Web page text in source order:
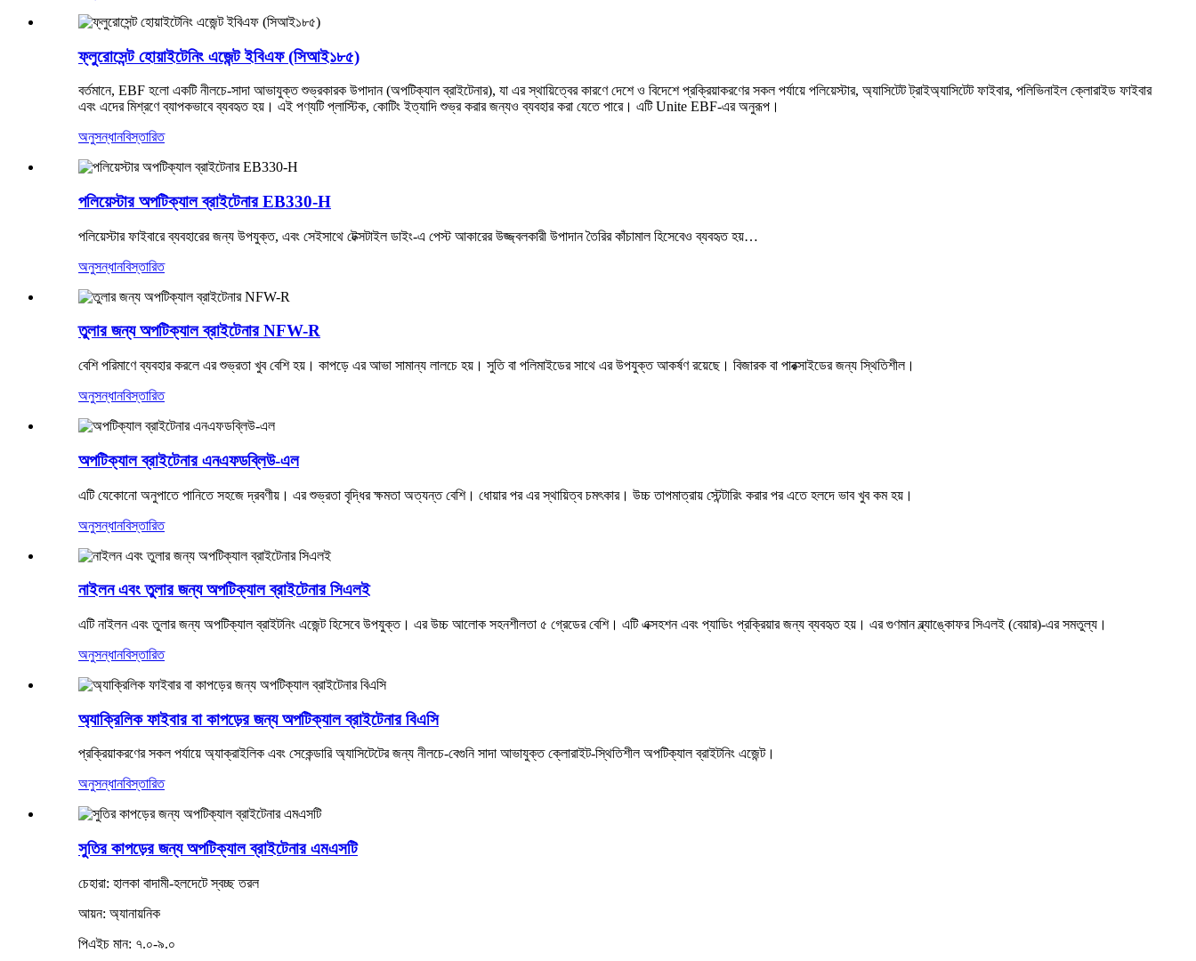
ফ্লুরোসেন্ট হোয়াইটেনিং এজেন্ট ইবিএফ (সিআই১৮৫)
বর্তমানে, EBF হলো একটি নীলচে-সাদা আভাযুক্ত শুভ্রকারক উপাদান (অপটিক্যাল ব্রাইটেনার), যা এর স্থায়িত্বের কারণে দেশে ও বিদেশে প্রক্রিয়াকরণের সকল পর্যায়ে পলিয়েস্টার, অ্যাসিটেট ট্রাইঅ্যাসিটেট ফাইবার, পলিভিনাইল ক্লোরাইড ফাইবার
এবং এদের মিশ্রণে ব্যাপকভাবে ব্যবহৃত হয়। এই পণ্যটি প্লাস্টিক, কোটিং ইত্যাদি শুভ্র করার জন্যও ব্যবহার করা যেতে পারে। এটি Unite EBF-এর অনুরূপ।
অনুসন্ধানবিস্তারিত
পলিয়েস্টার অপটিক্যাল ব্রাইটেনার EB330-H
পলিয়েস্টার ফাইবারে ব্যবহারের জন্য উপযুক্ত, এবং সেইসাথে টেক্সটাইল ডাইং-এ পেস্ট আকারের উজ্জ্বলকারী উপাদান তৈরির কাঁচামাল হিসেবেও ব্যবহৃত হয়…
অনুসন্ধানবিস্তারিত
তুলার জন্য অপটিক্যাল ব্রাইটেনার NFW-R
বেশি পরিমাণে ব্যবহার করলে এর শুভ্রতা খুব বেশি হয়। কাপড়ে এর আভা সামান্য লালচে হয়। সুতি বা পলিমাইডের সাথে এর উপযুক্ত আকর্ষণ রয়েছে। বিজারক বা পারক্সাইডের জন্য স্থিতিশীল।
অনুসন্ধানবিস্তারিত
অপটিক্যাল ব্রাইটেনার এনএফডব্লিউ-এল
এটি যেকোনো অনুপাতে পানিতে সহজে দ্রবণীয়। এর শুভ্রতা বৃদ্ধির ক্ষমতা অত্যন্ত বেশি। ধোয়ার পর এর স্থায়িত্ব চমৎকার। উচ্চ তাপমাত্রায় স্টেন্টারিং করার পর এতে হলদে ভাব খুব কম হয়।
অনুসন্ধানবিস্তারিত
নাইলন এবং তুলার জন্য অপটিক্যাল ব্রাইটেনার সিএলই
এটি নাইলন এবং তুলার জন্য অপটিক্যাল ব্রাইটনিং এজেন্ট হিসেবে উপযুক্ত। এর উচ্চ আলোক সহনশীলতা ৫ গ্রেডের বেশি। এটি এক্সহশন এবং প্যাডিং প্রক্রিয়ার জন্য ব্যবহৃত হয়। এর গুণমান ব্ল্যাঙ্কোফর সিএলই (বেয়ার)-এর সমতুল্য।
অনুসন্ধানবিস্তারিত
অ্যাক্রিলিক ফাইবার বা কাপড়ের জন্য অপটিক্যাল ব্রাইটেনার বিএসি
প্রক্রিয়াকরণের সকল পর্যায়ে অ্যাক্রাইলিক এবং সেকেন্ডারি অ্যাসিটেটের জন্য নীলচে-বেগুনি সাদা আভাযুক্ত ক্লোরাইট-স্থিতিশীল অপটিক্যাল ব্রাইটনিং এজেন্ট।
অনুসন্ধানবিস্তারিত
সুতির কাপড়ের জন্য অপটিক্যাল ব্রাইটেনার এমএসটি
চেহারা: হালকা বাদামী-হলদেটে স্বচ্ছ তরল
আয়ন: অ্যানায়নিক
পিএইচ মান: ৭.০-৯.০